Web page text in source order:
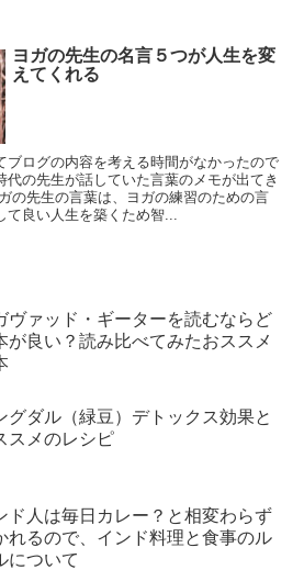
ヨガの先生の名言５つが人生を変
えてくれる
ブログの内容を考える時間がなかったので
代の先生が話していた言葉のメモが出てき
の先生の言葉は、ヨガの練習のための言
良い人生を築くため智...
ヴァッド・ギーターを読むならど
が良い？読み比べてみたおススメ
グダル（緑豆）デトックス効果と
スメのレシピ
ド人は毎日カレー？と相変わらず
れるので、インド料理と食事のル
について